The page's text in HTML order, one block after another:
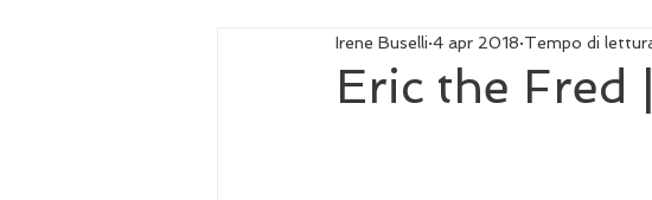
Eric the
Irene Buselli 4 apr 2018 Tempo di